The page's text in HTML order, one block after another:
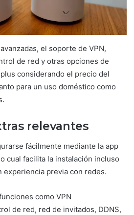
el soporte de VPN,
de red y otras opciones de
considerando el precio del
para un uso doméstico como
relevantes
fácilmente mediante la app
cual facilita la instalación incluso
experiencia previa con redes.
como VPN
de red, red de invitados, DDNS,